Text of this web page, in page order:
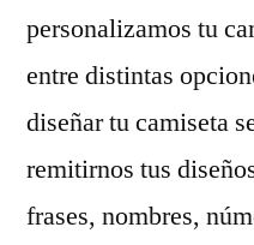
personalizamos tu
entre distintas
diseñar tu camiseta
remitirnos tus
frases, nombres,